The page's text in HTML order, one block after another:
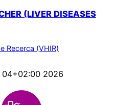
(LIVER DISEASES
Recerca (VHIR)
2026